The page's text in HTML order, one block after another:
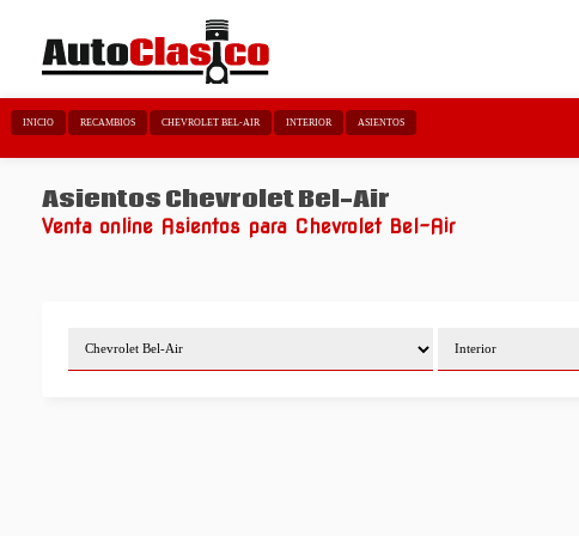
INICIO RECAMBIOS CHEVROLET BEL-AIR INTERIOR ASIENTOS
Asientos Chevrolet Bel-Air
Venta online Asientos para Chevrolet Bel-Air